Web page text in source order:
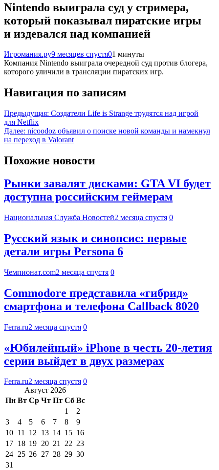
Nintendo выиграла суд у стримера,
который показывал пиратские игры
и издевался над компанией
Игромания.ру9 месяцев спустя01 минуты
Компания Nintendo выиграла очередной суд против блогера,
которого уличили в трансляции пиратских игр.
Навигация по записям
Предыдущая: Создатели Life is Strange трудятся над игрой
для Netflix
Далее: nicoodoz объявил о поиске новой команды и намекнул
на переход в Valorant
Похожие новости
Рынки завалят дисками: GTA VI будет
доступна российским геймерам
Национальная Служба Новостей2 месяца спустя 0
Русский язык и синопсис: первые
детали игры Persona 6
Чемпионат.com2 месяца спустя 0
Commodore представила «гибрид»
смартфона и телефона Callback 8020
Ferra.ru2 месяца спустя 0
«Юбилейный» iPhone в честь 20-летия
серии выйдет в двух размерах
Ferra.ru2 месяца спустя 0
Август 2026
Пн Вт Ср Чт Пт Сб Вс
1
2
3
4 5 6 7 8
9
10 11 12 13 14 15 16
17 18 19 20 21 22 23
24 25 26 27 28 29 30
31